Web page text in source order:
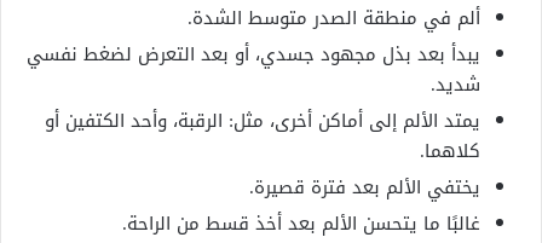
ألم في منطقة الصدر متوسط الشدة.
يبدأ بعد بذل مجهود جسدي، أو بعد التعرض لضغط نفسي
شديد.
يمتد الألم إلى أماكن أخرى، مثل: الرقبة، وأحد الكتفين أو
كلاهما.
يختفي الألم بعد فترة قصيرة.
غالبًا ما يتحسن الألم بعد أخذ قسط من الراحة.